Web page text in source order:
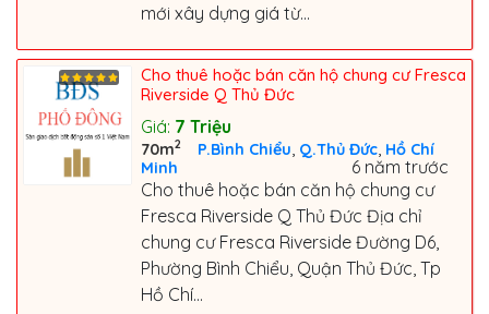
mới xây dựng giá từ...
Cho thuê hoặc bán căn hộ chung cư Fresca
Riverside Q Thủ Đức
Giá: 7 Triệu
70m2 P.Bình Chiểu Q.Thủ Đức Hồ Chí
Minh
6 năm trước
Cho thuê hoặc bán căn hộ chung cư
Fresca Riverside Q Thủ Đức Địa chỉ
chung cư Fresca Riverside Đường D6,
Phường Bình Chiểu, Quận Thủ Đức, Tp
Hồ Chí...